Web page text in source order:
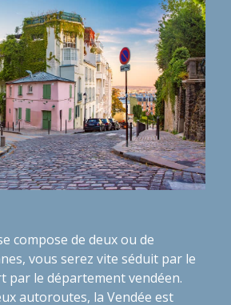
compose de deux ou de
vous serez vite séduit par le
par le département vendéen.
autoroutes, la Vendée est